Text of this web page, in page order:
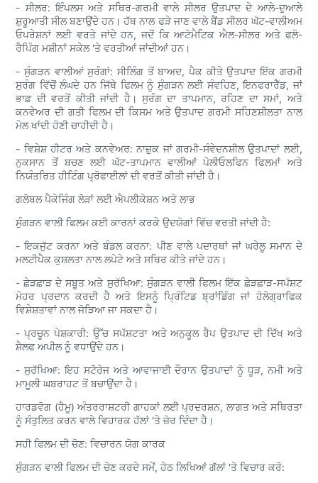
- ਸੀਲਰ: ਇੰਪਲਸ ਅਤੇ ਸਥਿਰ-ਗਰਮੀ ਵਾਲੇ ਸੀਲਰ ਉਤਪਾਦ ਦੇ ਆਲੇ-ਦੁਆਲੇ
ਸ਼ੁਰੂਆਤੀ ਸੀਲ ਬਣਾਉਂਦੇ ਹਨ। ਹੱਥ ਨਾਲ ਫੜੇ ਜਾਣ ਵਾਲੇ ਬੈਂਡ ਸੀਲਰ ਘੱਟ-ਵਾਲੀਅਮ
ਓਪਰੇਸ਼ਨਾਂ ਲਈ ਵਰਤੇ ਜਾਂਦੇ ਹਨ, ਜਦੋਂ ਕਿ ਆਟੋਮੈਟਿਕ ਐਲ-ਸੀਲਰ ਅਤੇ ਫਲੋ-
ਰੈਪਿੰਗ ਮਸ਼ੀਨਾਂ ਸਕੇਲ 'ਤੇ ਵਰਤੀਆਂ ਜਾਂਦੀਆਂ ਹਨ।
- ਸੁੰਗੜਨ ਵਾਲੀਆਂ ਸੁਰੰਗਾਂ: ਸੀਲਿੰਗ ਤੋਂ ਬਾਅਦ, ਪੈਕ ਕੀਤੇ ਉਤਪਾਦ ਇੱਕ ਗਰਮੀ
ਸੁਰੰਗ ਵਿੱਚੋਂ ਲੰਘਦੇ ਹਨ ਜਿੱਥੇ ਫਿਲਮ ਨੂੰ ਸੁੰਗੜਨ ਲਈ ਸੰਵਹਿਣ, ਇਨਫਰਾਰੈੱਡ, ਜਾਂ
ਭਾਫ਼ ਦੀ ਵਰਤੋਂ ਕੀਤੀ ਜਾਂਦੀ ਹੈ। ਸੁਰੰਗ ਦਾ ਤਾਪਮਾਨ, ਰਹਿਣ ਦਾ ਸਮਾਂ, ਅਤੇ
ਕਨਵੇਅਰ ਦੀ ਗਤੀ ਫਿਲਮ ਦੀ ਕਿਸਮ ਅਤੇ ਉਤਪਾਦ ਗਰਮੀ ਸਹਿਣਸ਼ੀਲਤਾ ਨਾਲ
ਮੇਲ ਖਾਂਦੀ ਹੋਣੀ ਚਾਹੀਦੀ ਹੈ।
- ਵਿਸ਼ੇਸ਼ ਹੀਟਰ ਅਤੇ ਕਨਵੇਅਰ: ਨਾਜ਼ੁਕ ਜਾਂ ਗਰਮੀ-ਸੰਵੇਦਨਸ਼ੀਲ ਉਤਪਾਦਾਂ ਲਈ,
ਨੁਕਸਾਨ ਤੋਂ ਬਚਣ ਲਈ ਘੱਟ-ਤਾਪਮਾਨ ਵਾਲੀਆਂ ਪੋਲੀਓਲਫਿਨ ਫਿਲਮਾਂ ਅਤੇ
ਨਿਯੰਤਰਿਤ ਹੀਟਿੰਗ ਪ੍ਰੋਫਾਈਲਾਂ ਦੀ ਵਰਤੋਂ ਕੀਤੀ ਜਾਂਦੀ ਹੈ।
ਗਲੋਬਲ ਪੈਕੇਜਿੰਗ ਲੋੜਾਂ ਲਈ ਐਪਲੀਕੇਸ਼ਨ ਅਤੇ ਲਾਭ
ਸੁੰਗੜਨ ਵਾਲੀ ਫਿਲਮ ਕਈ ਕਾਰਨਾਂ ਕਰਕੇ ਉਦਯੋਗਾਂ ਵਿੱਚ ਵਰਤੀ ਜਾਂਦੀ ਹੈ:
- ਇਕਜੁੱਟ ਕਰਨਾ ਅਤੇ ਬੰਡਲ ਕਰਨਾ: ਪੀਣ ਵਾਲੇ ਪਦਾਰਥਾਂ ਜਾਂ ਘਰੇਲੂ ਸਮਾਨ ਦੇ
ਮਲਟੀਪੈਕ ਕੁਸ਼ਲਤਾ ਨਾਲ ਲਪੇਟੇ ਅਤੇ ਸਥਿਰ ਕੀਤੇ ਜਾਂਦੇ ਹਨ।
- ਛੇੜਛਾੜ ਦੇ ਸਬੂਤ ਅਤੇ ਸੁਰੱਖਿਆ: ਸੁੰਗੜਨ ਵਾਲੀ ਫਿਲਮ ਇੱਕ ਛੇੜਛਾੜ-ਸਪੱਸ਼ਟ
ਮੋਹਰ ਪ੍ਰਦਾਨ ਕਰਦੀ ਹੈ ਅਤੇ ਇਸਨੂੰ ਪ੍ਰਿੰਟਿਡ ਬ੍ਰਾਂਡਿੰਗ ਜਾਂ ਹੋਲੋਗ੍ਰਾਫਿਕ
ਵਿਸ਼ੇਸ਼ਤਾਵਾਂ ਨਾਲ ਜੋੜਿਆ ਜਾ ਸਕਦਾ ਹੈ।
- ਪ੍ਰਚੂਨ ਪੇਸ਼ਕਾਰੀ: ਉੱਚ ਸਪੱਸ਼ਟਤਾ ਅਤੇ ਅਨੁਕੂਲ ਰੈਪ ਉਤਪਾਦ ਦੀ ਦਿੱਖ ਅਤੇ
ਸ਼ੈਲਫ ਅਪੀਲ ਨੂੰ ਵਧਾਉਂਦੇ ਹਨ।
- ਸੁਰੱਖਿਆ: ਇਹ ਸਟੋਰੇਜ ਅਤੇ ਆਵਾਜਾਈ ਦੌਰਾਨ ਉਤਪਾਦਾਂ ਨੂੰ ਧੂੜ, ਨਮੀ ਅਤੇ
ਮਾਮੂਲੀ ਘਬਰਾਹਟ ਤੋਂ ਬਚਾਉਂਦਾ ਹੈ।
ਹਾਰਡਵੋਗ (ਹੈਮੂ) ਅੰਤਰਰਾਸ਼ਟਰੀ ਗਾਹਕਾਂ ਲਈ ਪ੍ਰਦਰਸ਼ਨ, ਲਾਗਤ ਅਤੇ ਸਥਿਰਤਾ
ਨੂੰ ਸੰਤੁਲਿਤ ਕਰਨ ਵਾਲੇ ਵਿਹਾਰਕ ਹੱਲਾਂ 'ਤੇ ਜ਼ੋਰ ਦਿੰਦਾ ਹੈ।
ਸਹੀ ਫਿਲਮ ਦੀ ਚੋਣ: ਵਿਚਾਰਨ ਯੋਗ ਕਾਰਕ
ਸੁੰਗੜਨ ਵਾਲੀ ਫਿਲਮ ਦੀ ਚੋਣ ਕਰਦੇ ਸਮੇਂ, ਹੇਠ ਲਿਖਿਆਂ ਗੱਲਾਂ 'ਤੇ ਵਿਚਾਰ ਕਰੋ: